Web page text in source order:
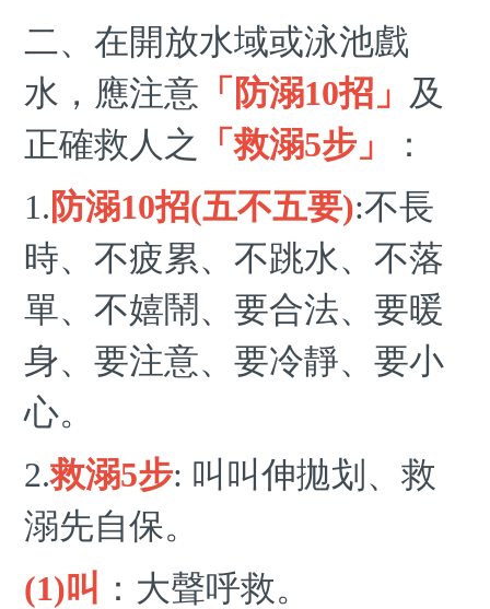
二、在開放水域或泳池戲
水，應注意 「防溺10招」 及
正確救人之
「救溺5步」
：
1. 防溺10招(五不五要):不長
時、不疲累、不跳水、不落
單、不嬉鬧、要合法、要暖
身、要注意、要冷靜、要小
心。
2.救溺5步: 叫叫伸拋划、救
溺先自保。
(1)叫 ：大聲呼救。